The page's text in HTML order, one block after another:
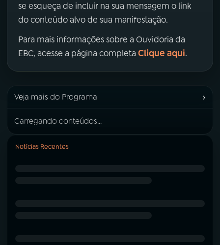
se esqueça de incluir na sua mensagem o link
do conteúdo alvo de sua manifestação.
Para mais informações sobre a Ouvidoria da
EBC, acesse a página completa Clique aqui.
Veja mais do Programa ›
Carregando conteúdos...
Notícias Recentes